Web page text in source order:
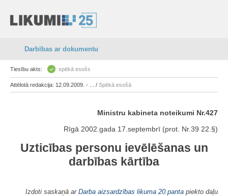
Darbības ar dokumentu
Tiesību akts: spēkā esošs
Attēlotā redakcija: 12.09.2009. - ... / Spēkā esošā
Ministru kabineta noteikumi Nr.427
Rīgā 2002.gada 17.septembrī (prot. Nr.39 22.§)
Uzticības personu ievēlēšanas un
darbības kārtība
Izdoti saskaņā ar Darba aizsardzības likuma 20.panta piekto daļu